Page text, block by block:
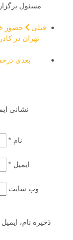
مسئول
قبلی
حضور
بعدی
نشانی
نام *
ایمیل *
وب‌ سایت
ذخیره نام،